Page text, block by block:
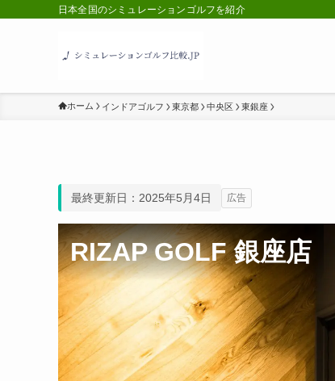
日本全国のシミュレーションゴルフを紹介
ホーム インドアゴルフ 東京都 中央区 東銀座
最終更新日：2025年5月4日 広告
RIZAP GOLF 銀座店